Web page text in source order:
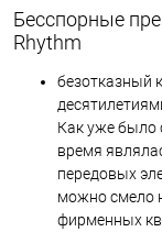
Бесспорные
Rhythm
безотказный
Как уже было
время
передовых
можно смело
фирменных